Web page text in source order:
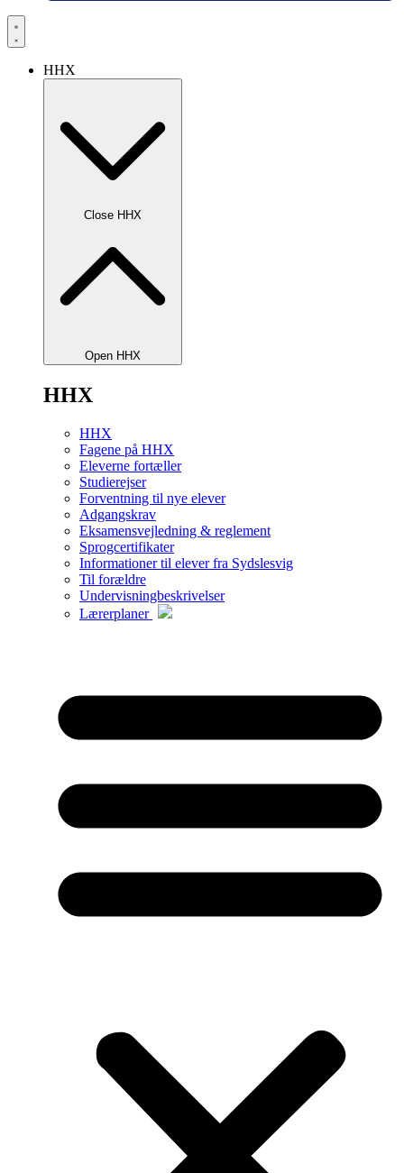
HHX
Close HHX
Open HHX
HHX
HHX
Fagene på HHX
Eleverne fortæller
Studierejser
Forventning til nye elever
Adgangskrav
Eksamensvejledning & reglement
Sprogcertifikater
Informationer til elever fra Sydslesvig
Til forældre
Undervisningbeskrivelser
Lærerplaner